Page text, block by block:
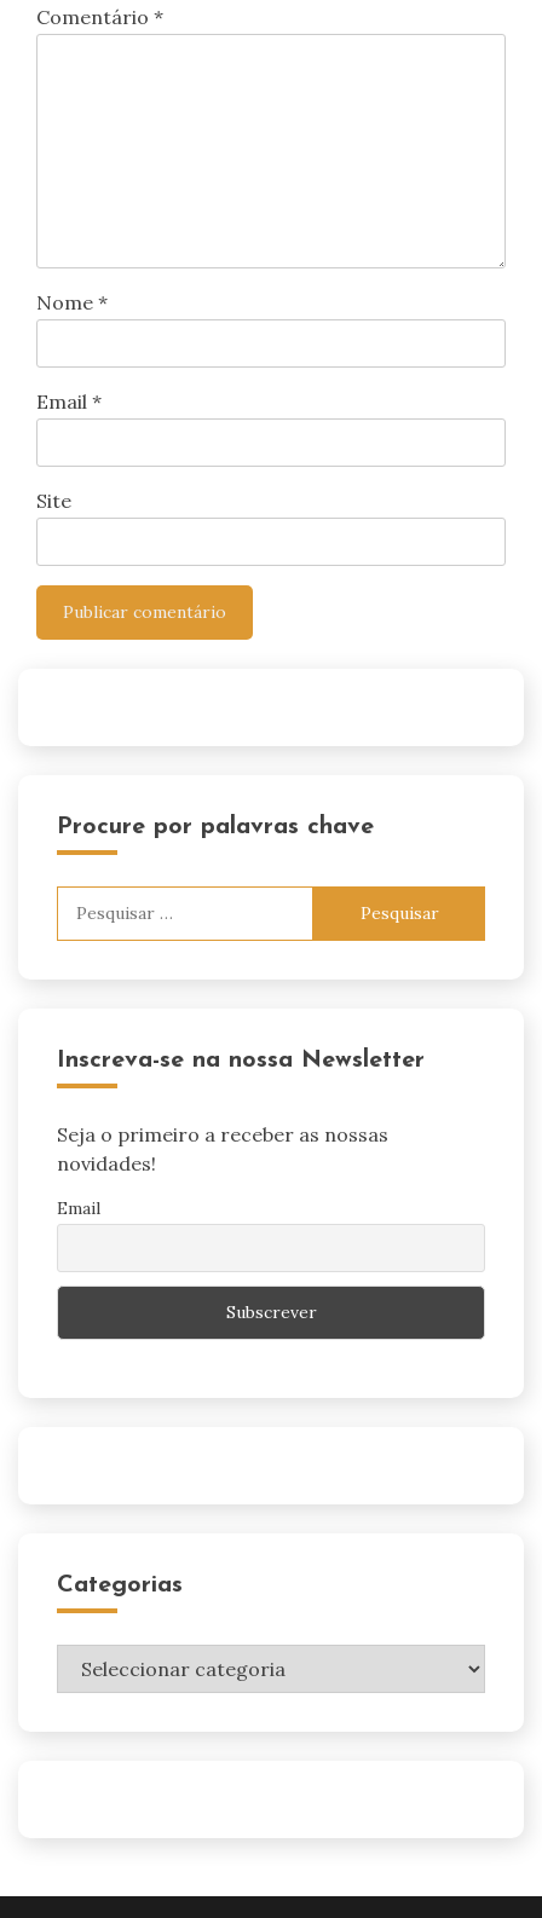
Comentário *
Nome *
Email *
Site
Procure por palavras chave
Inscreva-se na nossa Newsletter
Seja o primeiro a receber as nossas
novidades!
Email
Categorias
Categorias